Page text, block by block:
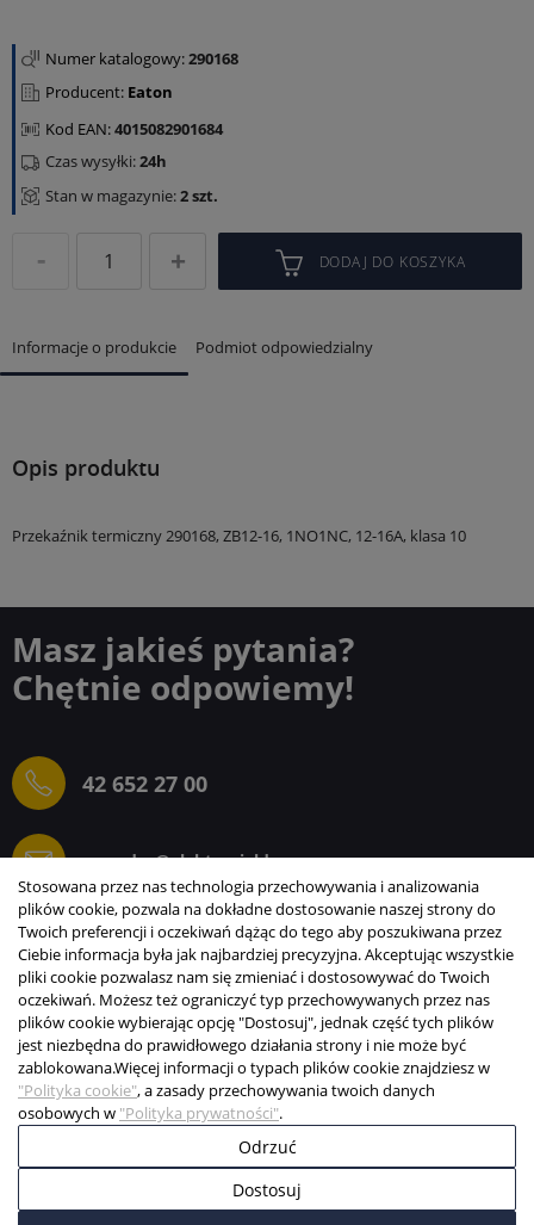
Numer katalogowy:290168
Producent: Eaton
Kod EAN:4015082901684
Stan w magazynie:2 szt.
Czas wysyłki:24h
DODAJ DO KOSZYKA
Informacje o produkcie Podmiot odpowiedzialny
Opis produktu
Przekaźnik termiczny 290168, ZB12-16, 1NO1NC, 12-16A, klasa 10
Masz jakieś pytania?
Chętnie odpowiemy!
42 652 27 00
sprzedaz@elektrogielda.com
ELEKTROGIEŁDA SZ.ŻACZKIEWICZ; M.KARLIŃSKI
SP.J.
INFORMACJE
STREFA KLIENTA
Stosowana przez nas technologia przechowywania i analizowania
plików cookie, pozwala na dokładne dostosowanie naszej strony do
Twoich preferencji i oczekiwań dążąc do tego aby poszukiwana przez
Ciebie informacja była jak najbardziej precyzyjna. Akceptując wszystkie
pliki cookie pozwalasz nam się zmieniać i dostosowywać do Twoich
oczekiwań. Możesz też ograniczyć typ przechowywanych przez nas
plików cookie wybierając opcję "Dostosuj", jednak część tych plików
jest niezbędna do prawidłowego działania strony i nie może być
zablokowana.Więcej informacji o typach plików cookie znajdziesz w
"Polityka cookie", a zasady przechowywania twoich danych
osobowych w "Polityka prywatności".
Odrzuć
Dostosuj
Copyright © 2003-2026 Elektrogiełda s.j.
Projekt i realizacja:BigCom